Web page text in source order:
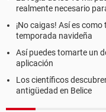
realmente necesario
¡No caigas! Así es
temporada navideña
Así puedes tomarte un
aplicación
Los científicos
antigüedad en Belice